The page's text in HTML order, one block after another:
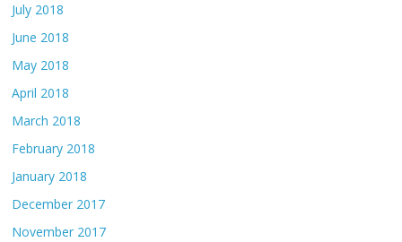
July 2018
June 2018
May 2018
April 2018
March 2018
February 2018
January 2018
December 2017
November 2017